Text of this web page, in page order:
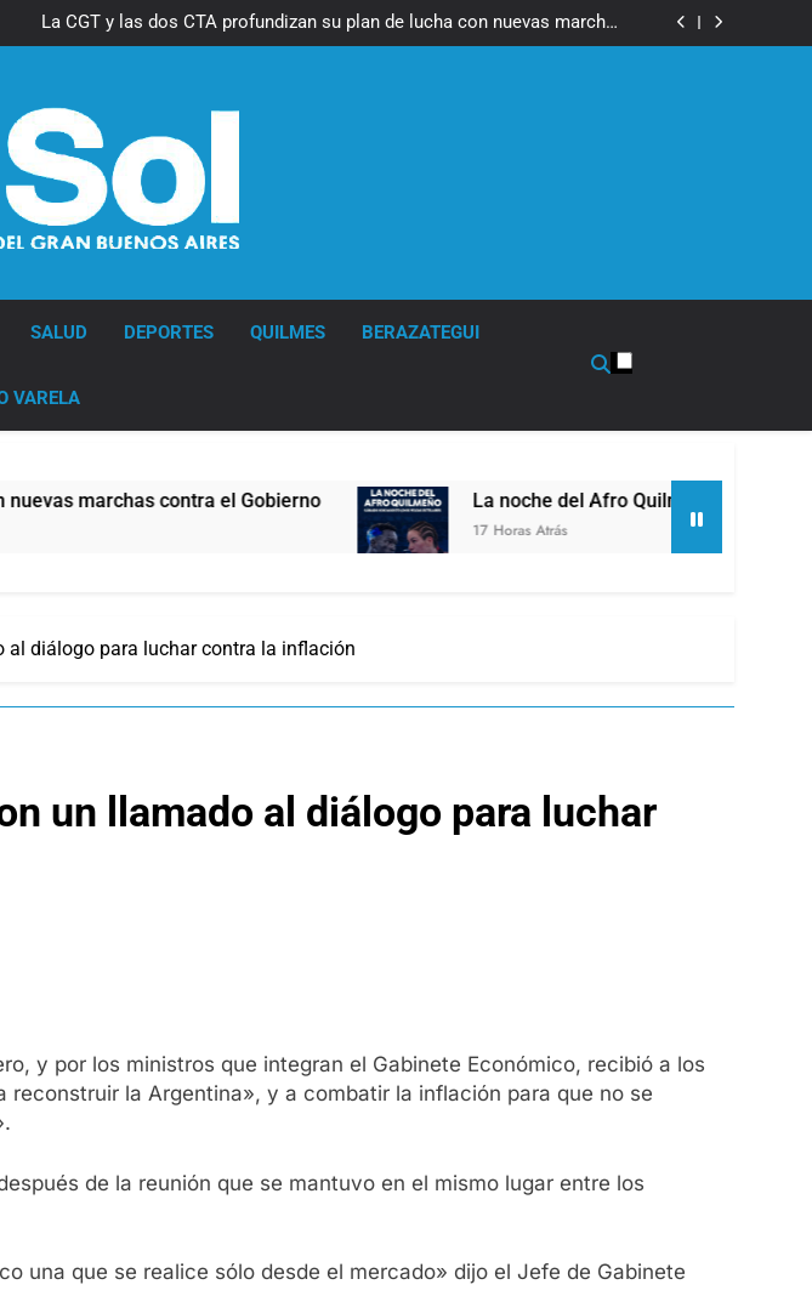
La CGT y las dos CTA profundizan su plan de lucha con nuevas marchas
contra el Gobierno
Thiago Medina fue imputado formalmente por abuso sexual
SALUD DEPORTES QUILMES BERAZATEGUI
VARELA
contra el Gobierno La noche del Afro Quilmeño: boxeo de primer
17 Horas Atrás
al diálogo para luchar contra la inflación
un llamado al diálogo para luchar
y por los ministros que integran el Gabinete Económico, recibió a los
la Argentina», y a combatir la inflación para que no se
de la reunión que se mantuvo en el mismo lugar entre los
una que se realice sólo desde el mercado» dijo el Jefe de Gabinete